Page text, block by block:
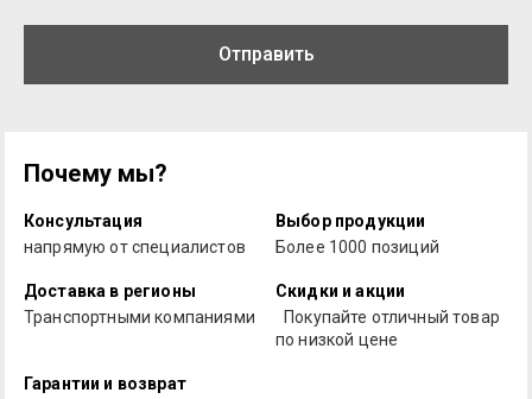
Отправить
Почему мы?
Консультация
напрямую от специалистов
Выбор продукции
Более 1000 позиций
Доставка в регионы
Транспортными компаниями
Скидки и акции
Покупайте отличный товар
по низкой цене
Гарантии и возврат